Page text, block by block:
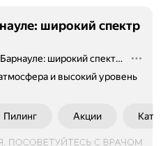
широкий спектр
широкий спектр процедур
и высокий уровень
Пилинг Акции